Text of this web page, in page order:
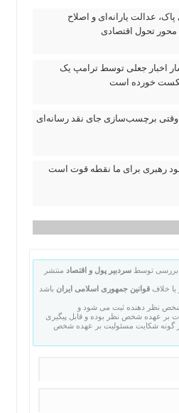
عدالت یارانه‌ای و اصلاح
تحول اقتصادی
اخبار جعلی توسط ترامپ یک
خورده است
برچسب‌سازی جای نقد رسانه‌ای
رهبری برای ما نقطه قوت است
بررسی توسط سردبیر پول و اقتصاد منتشر
یا خلاف قوانین جمهوری اسلامی ایران باشد
شخص نظر دهنده ثبت می شود و
بر عهده شخص نظر بوده و قابل پیگیری
گونه شکایت مسئولیت بر عهده شخص